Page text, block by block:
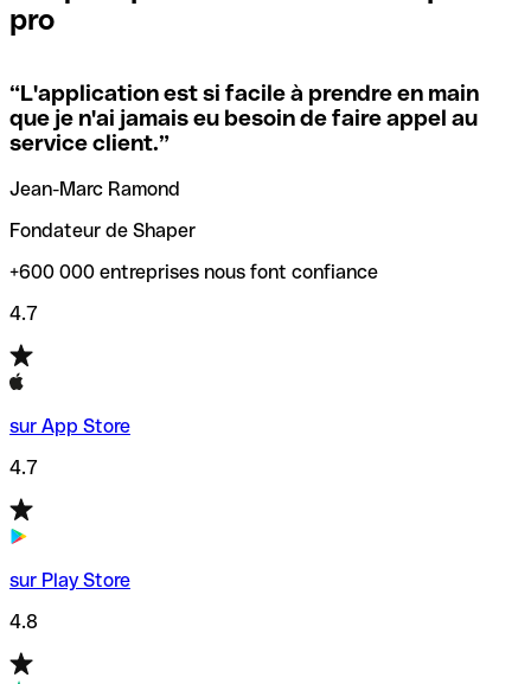
locales.
Si vous n'êtes pas sûr du code SWIFT que vous devriez
utiliser, nous avons développé un outil de recherche de
codes SWIFT par nom de banque.
vérification/recherche de codes SWIFT. Ainsi, vous pouvez
trouver et vérifier vos codes SWIFT avant de réaliser vos
transferts d’argent.
pro
“L'application est si facile à prendre en main
que je n'ai jamais eu besoin de faire appel au
service client.”
Jean-Marc Ramond
Fondateur de Shaper
+600 000 entreprises nous font confiance
4.7
sur App Store
4.7
sur Play Store
4.8